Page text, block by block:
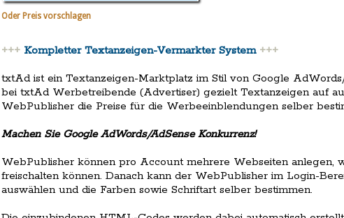
Oder Preis vorschlagen
+++ Kompletter Textanzeigen-Vermarkter System +++
txtAd ist ein Textanzeigen-Marktplatz im Stil von Google
bei txtAd Werbetreibende (Advertiser) gezielt Textanzeigen auf
WebPublisher die Preise für die Werbeeinblendungen selber
Machen Sie Google AdWords/AdSense Konkurrenz!
WebPublisher können pro Account mehrere Webseiten anlegen,
freischalten können. Danach kann der WebPublisher im Login-
auswählen und die Farben sowie Schriftart selber bestimmen.